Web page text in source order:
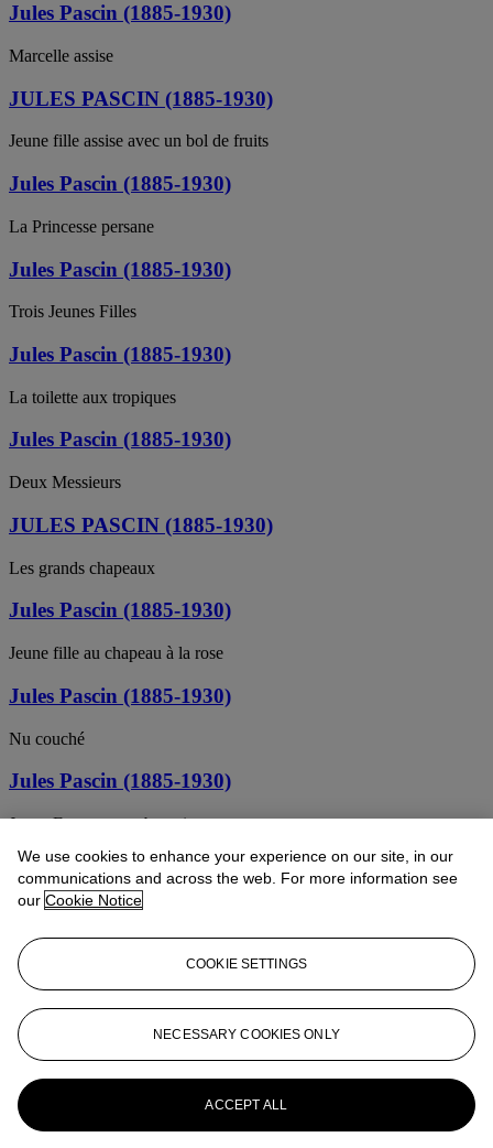
Jules Pascin (1885-1930)
Marcelle assise
JULES PASCIN (1885-1930)
Jeune fille assise avec un bol de fruits
Jules Pascin (1885-1930)
La Princesse persane
Jules Pascin (1885-1930)
Trois Jeunes Filles
Jules Pascin (1885-1930)
La toilette aux tropiques
Jules Pascin (1885-1930)
Deux Messieurs
JULES PASCIN (1885-1930)
Les grands chapeaux
Jules Pascin (1885-1930)
Jeune fille au chapeau à la rose
Jules Pascin (1885-1930)
Nu couché
Jules Pascin (1885-1930)
Jeune Femme en robe noire
Jules Pascin (1885-1930)
Jeune fille au ruban bleu
Jules Pascin (1885-1930)
La Danseuse assoupie
Jules Pascin (1885-1930)
Femme sur un fauteuil (Geneviève)
JULES PASCIN (1885-1930)
We use cookies to enhance your experience on our site, in our
communications and across the web. For more information see
our Cookie Notice
COOKIE SETTINGS
NECESSARY COOKIES ONLY
ACCEPT ALL